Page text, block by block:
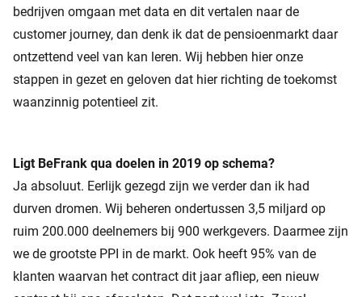
bedrijven omgaan met data en dit vertalen naar de
customer journey, dan denk ik dat de pensioenmarkt daar
ontzettend veel van kan leren. Wij hebben hier onze
stappen in gezet en geloven dat hier richting de toekomst
waanzinnig potentieel zit.
Ligt BeFrank qua doelen in 2019 op schema?
Ja absoluut. Eerlijk gezegd zijn we verder dan ik had
durven dromen. Wij beheren ondertussen 3,5 miljard op
ruim 200.000 deelnemers bij 900 werkgevers. Daarmee zijn
we de grootste PPI in de markt. Ook heeft 95% van de
klanten waarvan het contract dit jaar afliep, een nieuw